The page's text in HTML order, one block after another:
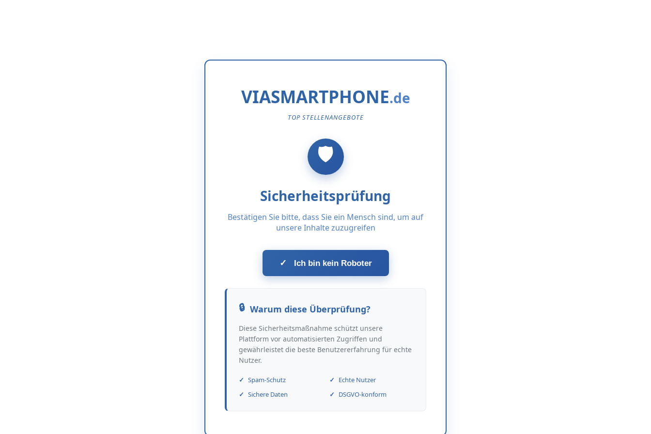
VIASMARTPHONE
TOP STELLENANGEBOTE
Sicherheitsprüfung
Bestätigen Sie bitte, dass Sie ein Mensch sind, um auf
unsere Inhalte zuzugreifen
✓ Ich bin kein Roboter
Warum diese Überprüfung?
Diese Sicherheitsmaßnahme schützt unsere
Plattform vor automatisierten Zugriffen und
gewährleistet die beste Benutzererfahrung für echte
Nutzer.
Spam-Schutz
Echte Nutzer
Sichere Daten
DSGVO-konform